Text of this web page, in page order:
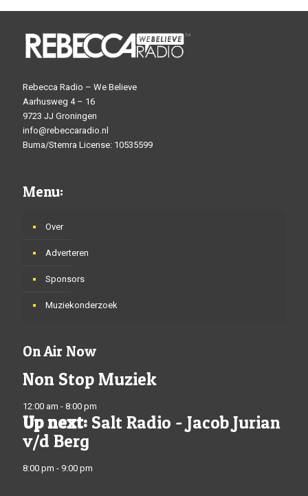
Rebecca Radio – We Believe
Aarhusweg 4 – 16
9723 JJ Groningen
info@rebeccaradio.nl
Buma/Stemra License: 10535599
Menu:
Over
Adverteren
Sponsors
Muziekonderzoek
On Air Now
Non Stop Muziek
12:00 am - 8:00 pm
Up next: Salt Radio - Jacob Jurian
v/d Berg
8:00 pm - 9:00 pm